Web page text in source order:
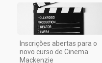
Inscrições abertas para o
novo curso de Cinema
Mackenzie